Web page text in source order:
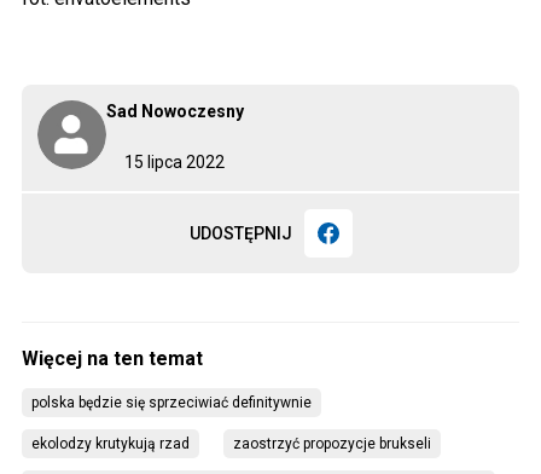
15 lipca 2022
Sad Nowoczesny
UDOSTĘPNIJ
polska będzie się sprzeciwiać definitywnie
ekolodzy krutykują rzad zaostrzyć propozycje brukseli